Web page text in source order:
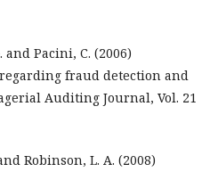
and Pacini, C. (2006)
fraud detection and
Auditing Journal, Vol. 21
Robinson, L. A. (2008)